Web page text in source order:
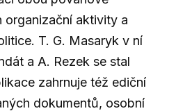
organizační aktivity a
T. G. Masaryk v ní
a A. Rezek se stal
zahrnuje též ediční
dokumentů, osobní